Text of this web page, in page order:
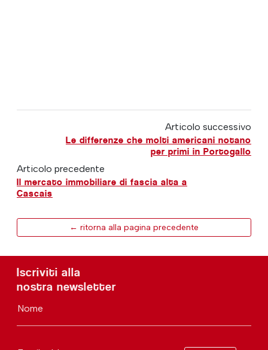
Articolo successivo
Le differenze che molti americani notano
per primi in Portogallo
Articolo precedente
Il mercato immobiliare di fascia alta a
Cascais
← ritorna alla pagina precedente
Iscriviti alla
nostra newsletter
Nome